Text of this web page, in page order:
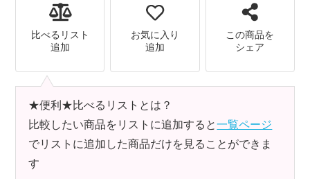
比べるリスト
追加
お気に入り
追加
この商品を
シェア
★便利★比べるリストとは？
比較したい商品をリストに追加すると一覧ページ
でリストに追加した商品だけを見ることができま
す